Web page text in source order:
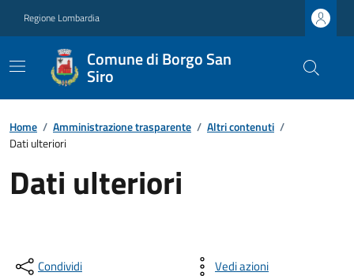
Regione Lombardia
Comune di Borgo San
Siro
Home / Amministrazione trasparente / Altri contenuti /
Dati ulteriori
Dati ulteriori
Condividi Vedi azioni